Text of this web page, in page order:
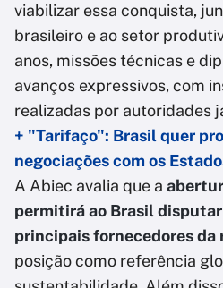
viabilizar essa conquista,
brasileiro e ao setor
anos, missões técnicas e
avanços expressivos, com
realizadas por autoridades
+ "Tarifaço": Brasil quer
negociações com os
A Abiec avalia que a
permitirá ao Brasil disputar
principais fornecedores da
posição como referência